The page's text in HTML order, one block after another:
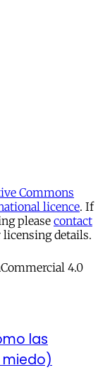
Commons
licence. If
please contact
details.
las